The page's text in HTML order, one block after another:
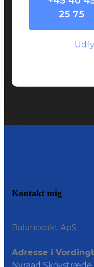
25 75
Kontakt mig
Balanceakt ApS
Adresse i